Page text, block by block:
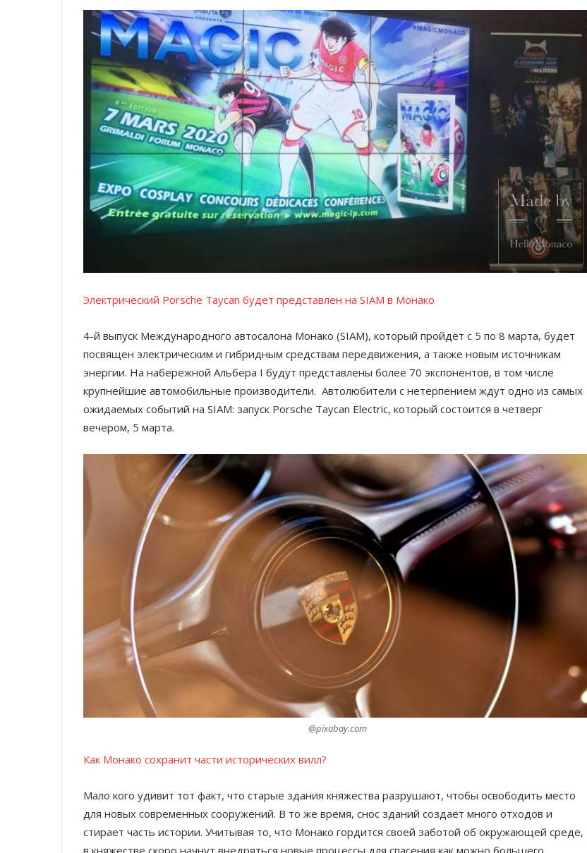
Электрический Porsche Taycan будет представлен на SIAM в Монако
4-й выпуск Международного автосалона Монако (SIAM), который пройдёт с 5 по 8 марта, будет
посвящен электрическим и гибридным средствам передвижения, а также новым источникам
энергии. На набережной Альбера I будут представлены более 70 экспонентов, в том числе
крупнейшие автомобильные производители. Автолюбители с нетерпением ждут одно из самых
ожидаемых событий на SIAM: запуск Porsche Taycan Electric, который состоится в четверг
вечером, 5 марта.
@pixabay.com
Как Монако сохранит части исторических вилл?
Мало кого удивит тот факт, что старые здания княжества разрушают, чтобы освободить место
для новых современных сооружений. В то же время, снос зданий создаёт много отходов и
стирает часть истории. Учитывая то, что Монако гордится своей заботой об окружающей среде,